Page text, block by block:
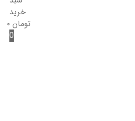
خرید
تومان ۰
0